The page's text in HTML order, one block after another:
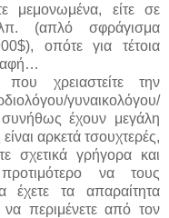
μεμονωμένα, είτε σε
(απλό σφράγισμα
οπότε για τέτοια
χρειαστείτε την
γυναικολόγου/
έχουν μεγάλη
αρκετά τσουχτερές,
σχετικά γρήγορα και
να τους
έχετε τα απαραίτητα
περιμένετε από τον